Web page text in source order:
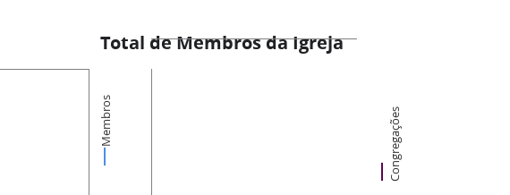
Total de Membros da Igreja
Membros Congregações